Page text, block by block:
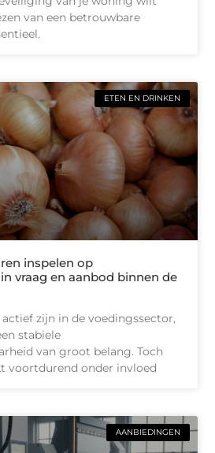
van een betrouwbare
ETEN EN DRINKEN
inspelen op
vraag en aanbod binnen de
zijn in de voedingssector,
stabiele
van groot belang. Toch
voortdurend onder invloed
AANBIEDINGEN